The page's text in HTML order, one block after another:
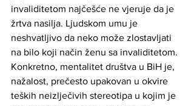
invaliditetom najčešće ne vjeruje da je
žrtva nasilja. Ljudskom umu je
neshvatljivo da neko može zlostavljati
na bilo koji način ženu sa invaliditetom.
Konkretno, mentalitet društva u BiH je,
nažalost, prečesto upakovan u okvire
teških neizlječivih stereotipa u kojim je